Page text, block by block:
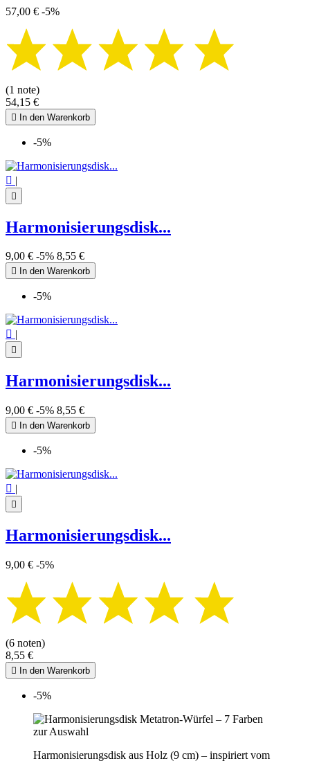
57,00 € -5%
(1 note)
54,15 €
 In den Warenkorb
-5%
 |

Harmonisierungsdisk...
9,00 € -5% 8,55 €
 In den Warenkorb
-5%
 |

Harmonisierungsdisk...
9,00 € -5% 8,55 €
 In den Warenkorb
-5%
 |

Harmonisierungsdisk...
9,00 € -5%
(6 noten)
8,55 €
 In den Warenkorb
-5%
Harmonisierungsdisk aus Holz (9 cm) – inspiriert vom